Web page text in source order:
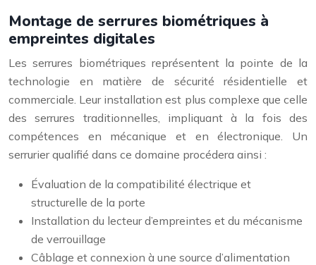
Montage de serrures biométriques à
empreintes digitales
Les serrures biométriques représentent la pointe de la
technologie en matière de sécurité résidentielle et
commerciale. Leur installation est plus complexe que celle
des serrures traditionnelles, impliquant à la fois des
compétences en mécanique et en électronique. Un
serrurier qualifié dans ce domaine procédera ainsi :
Évaluation de la compatibilité électrique et
structurelle de la porte
Installation du lecteur d’empreintes et du mécanisme
de verrouillage
Câblage et connexion à une source d’alimentation